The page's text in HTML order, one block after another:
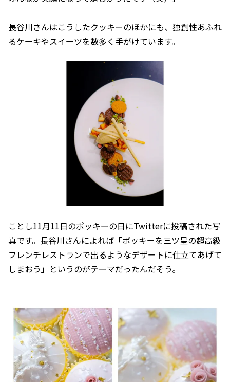
長谷川さんはこうしたクッキーのほかにも、独創性あふれ
るケーキやスイーツを数多く手がけています。
ことし11月11日のポッキーの日にTwitterに投稿された写
真です。長谷川さんによれば「ポッキーを三ツ星の超高級
フレンチレストランで出るようなデザートに仕立てあげて
しまおう」というのがテーマだったんだそう。